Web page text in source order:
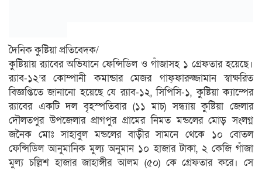
দৈনিক কুষ্টিয়া প্রতিবেদক/
কুষ্টিয়ায় র‌্যাবের অভিযানে ফেন্সিডিল ও গাঁজাসহ ১ গ্রেফতার হয়েছে।
র‌্যাব-১২’র কোম্পানী কমান্ডার মেজর গাফ্ফারুজ্জামান স্বাক্ষরিত
বিজ্ঞপ্তিতে জানানো হয়েছে যে র‌্যাব-১২, সিপিসি-১, কুষ্টিয়া ক্যাম্পের
র‌্যাবের একটি দল বৃহস্পতিবার (১১ মাচ) সন্ধ্যায় কুষ্টিয়া জেলার
দৌলতপুর উপজেলার প্রাগপুর গ্রামের নিমত মন্ডলের মোড় সংলগ্ন
জনৈক মোঃ সাহাবুল মন্ডলের বাড়ীর সামনে থেকে ১০ বোতল
ফেন্সিডিল আনুমানিক মুল্য অনুমান ১০ হাজার টাকা, ২ কেজি গাঁজা
মুল্য চল্লিশ হাজার জাহাঙ্গীর আলম (৫০) কে গ্রেফতার করে। সে